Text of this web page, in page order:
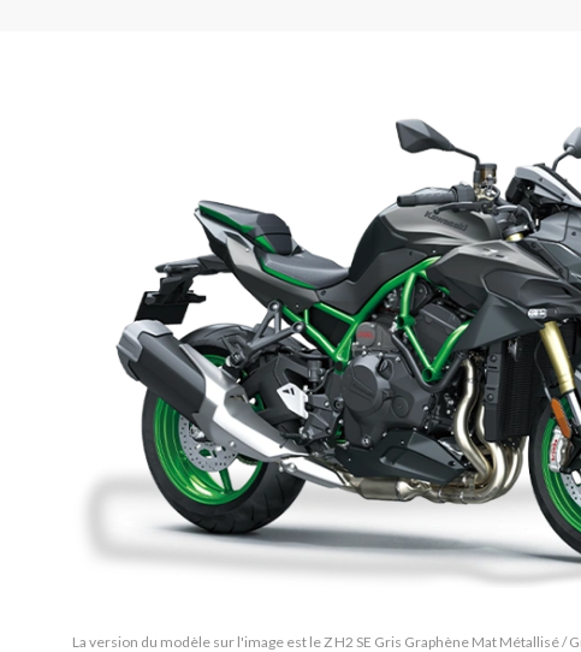
La version du modèle sur l'image est le Z H2 SE Gris Graphène Mat Métallisé /